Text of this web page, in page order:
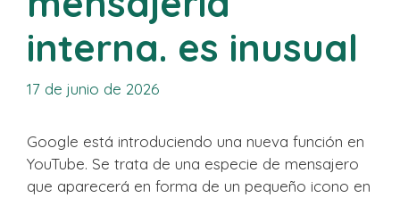
interna. es inusual
17 de junio de 2026
Google está introduciendo una nueva función en
YouTube. Se trata de una especie de mensajero
que aparecerá en forma de un pequeño icono en